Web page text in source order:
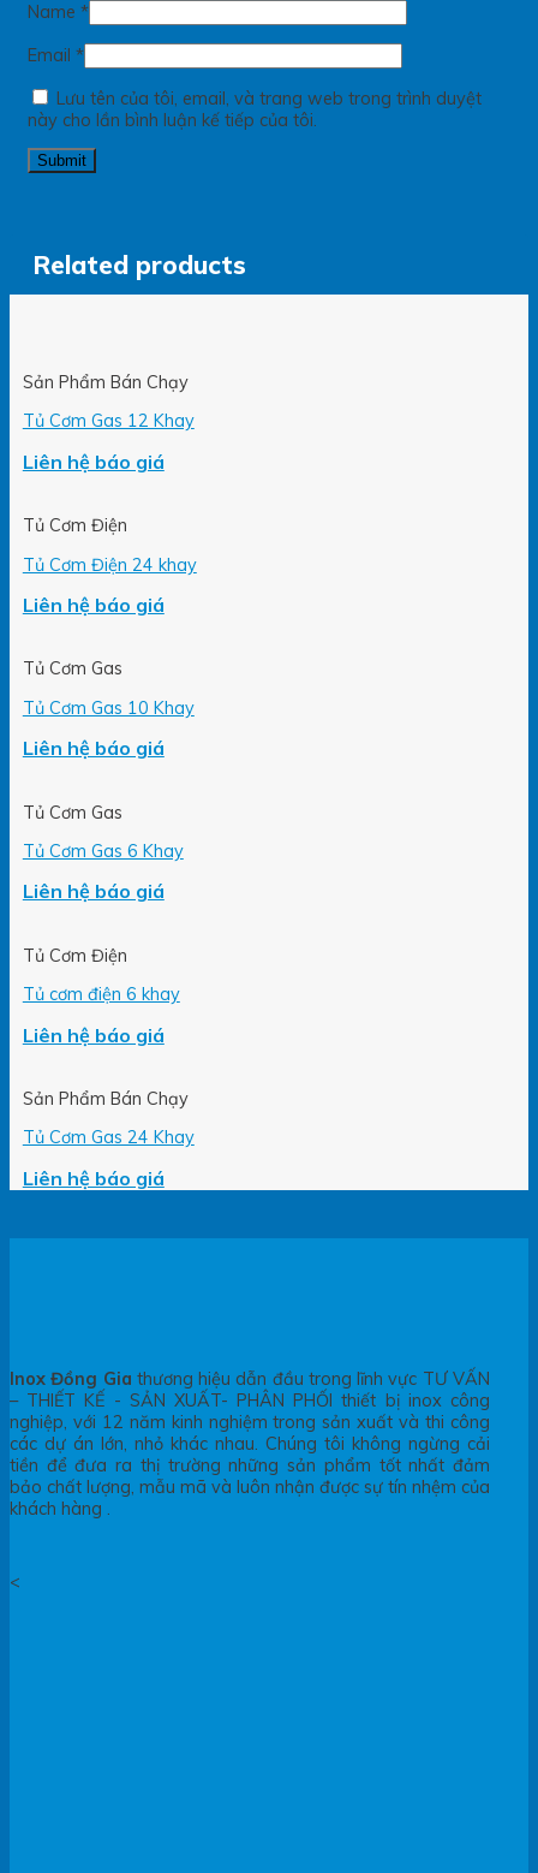
Name *
Email *
Lưu tên của tôi, email, và trang web trong trình duyệt
này cho lần bình luận kế tiếp của tôi.
Related products
Sản Phẩm Bán Chạy
Tủ Cơm Gas 12 Khay
Liên hệ báo giá
Tủ Cơm Điện
Tủ Cơm Điện 24 khay
Liên hệ báo giá
Tủ Cơm Gas
Tủ Cơm Gas 10 Khay
Liên hệ báo giá
Tủ Cơm Gas
Tủ Cơm Gas 6 Khay
Liên hệ báo giá
Tủ Cơm Điện
Tủ cơm điện 6 khay
Liên hệ báo giá
Sản Phẩm Bán Chạy
Tủ Cơm Gas 24 Khay
Liên hệ báo giá
Inox Đồng Gia thương hiệu dẫn đầu trong lĩnh vực TƯ VẤN
– THIẾT KẾ - SẢN XUẤT- PHÂN PHỐI thiết bị inox công
nghiệp, với 12 năm kinh nghiệm trong sản xuất và thi công
các dự án lớn, nhỏ khác nhau. Chúng tôi không ngừng cải
tiền để đưa ra thị trường những sản phẩm tốt nhất đảm
bảo chất lượng, mẫu mã và luôn nhận được sự tín nhệm của
khách hàng .
<